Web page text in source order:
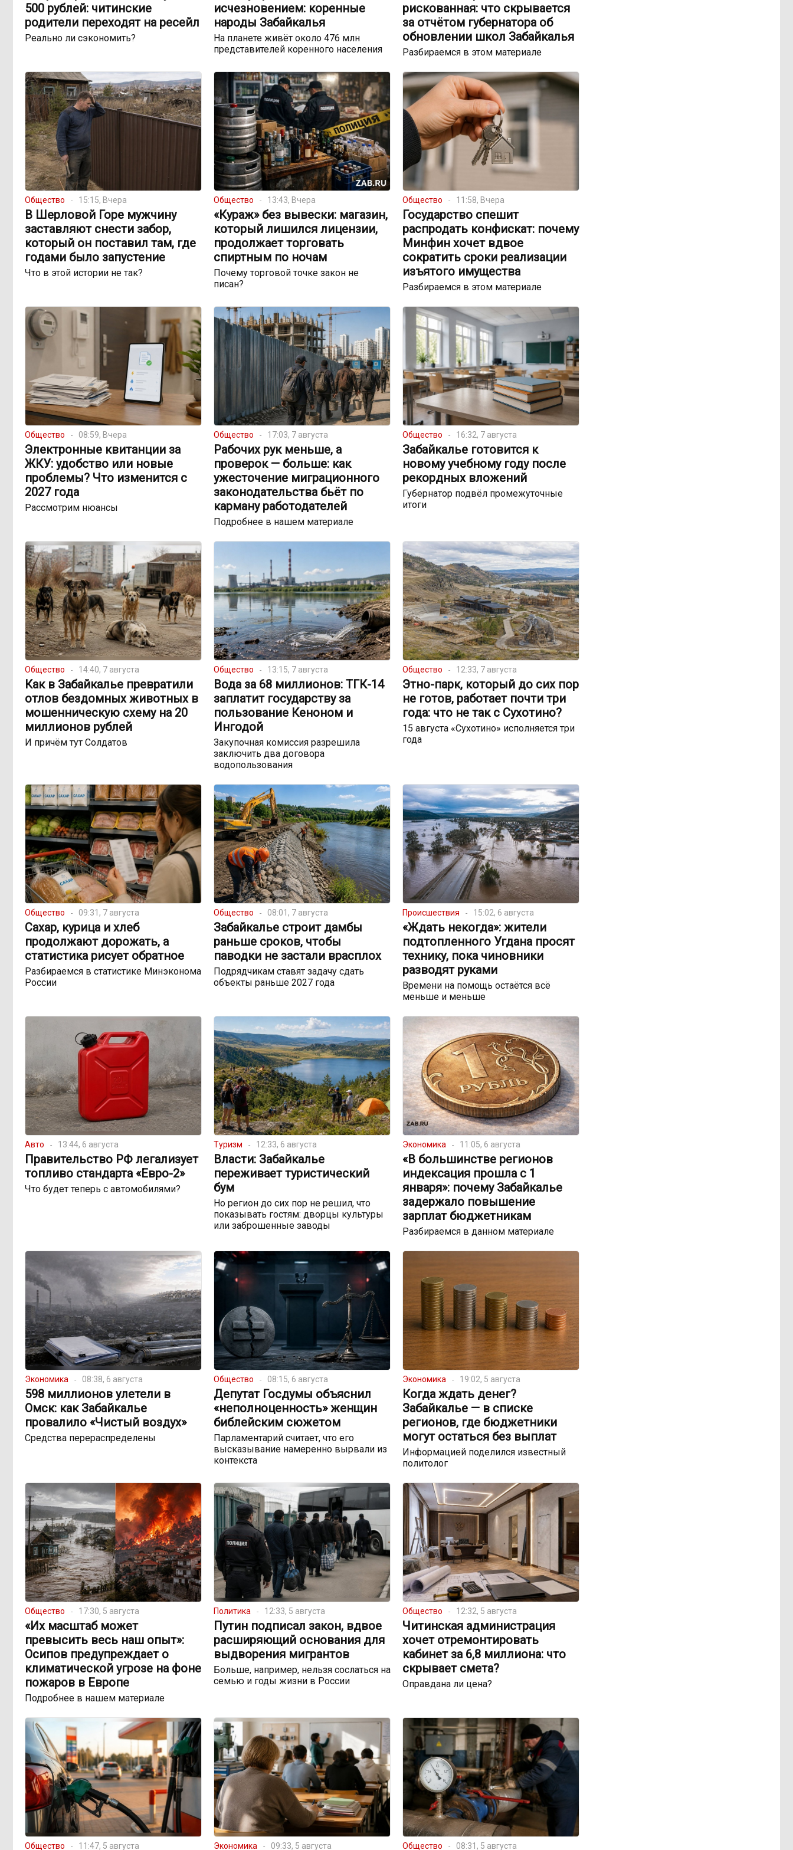
500 рублей: читинские
родители переходят на ресейл
Реально ли сэкономить?
исчезновением: коренные
народы Забайкалья
На планете живёт около 476 млн
представителей коренного населения
рискованная: что скрывается
за отчётом губернатора об
обновлении школ Забайкалья
Разбираемся в этом материале
Общество 15:15, Вчера
В Шерловой Горе мужчину
заставляют снести забор,
который он поставил там, где
годами было запустение
Что в этой истории не так?
Общество 13:43, Вчера
«Кураж» без вывески: магазин,
который лишился лицензии,
продолжает торговать
спиртным по ночам
Почему торговой точке закон не
писан?
Общество 11:58, Вчера
Государство спешит
распродать конфискат: почему
Минфин хочет вдвое
сократить сроки реализации
изъятого имущества
Разбираемся в этом материале
Общество 08:59, Вчера
Электронные квитанции за
ЖКУ: удобство или новые
проблемы? Что изменится с
2027 года
Рассмотрим нюансы
Общество 17:03, 7 августа
Рабочих рук меньше, а
проверок — больше: как
ужесточение миграционного
законодательства бьёт по
карману работодателей
Подробнее в нашем материале
Общество 16:32, 7 августа
Забайкалье готовится к
новому учебному году после
рекордных вложений
Губернатор подвёл промежуточные
итоги
Общество 14:40, 7 августа
Как в Забайкалье превратили
отлов бездомных животных в
мошенническую схему на 20
миллионов рублей
И причём тут Солдатов
Общество 13:15, 7 августа
Вода за 68 миллионов: ТГК-14
заплатит государству за
пользование Кеноном и
Ингодой
Закупочная комиссия разрешила
заключить два договора
водопользования
Общество 12:33, 7 августа
Этно-парк, который до сих пор
не готов, работает почти три
года: что не так с Сухотино?
15 августа «Сухотино» исполняется три
года
Общество 09:31, 7 августа
Сахар, курица и хлеб
продолжают дорожать, а
статистика рисует обратное
Разбираемся в статистике Минэконома
России
Общество 08:01, 7 августа
Забайкалье строит дамбы
раньше сроков, чтобы
паводки не застали врасплох
Подрядчикам ставят задачу сдать
объекты раньше 2027 года
Происшествия 15:02, 6 августа
«Ждать некогда»: жители
подтопленного Угдана просят
технику, пока чиновники
разводят руками
Времени на помощь остаётся всё
меньше и меньше
Авто 13:44, 6 августа
Правительство РФ легализует
топливо стандарта «Евро-2»
Что будет теперь с автомобилями?
Туризм 12:33, 6 августа
Власти: Забайкалье
переживает туристический
бум
Но регион до сих пор не решил, что
показывать гостям: дворцы культуры
или заброшенные заводы
Экономика 11:05, 6 августа
«В большинстве регионов
индексация прошла с 1
января»: почему Забайкалье
задержало повышение
зарплат бюджетникам
Разбираемся в данном материале
Экономика 08:38, 6 августа
598 миллионов улетели в
Омск: как Забайкалье
провалило «Чистый воздух»
Средства перераспределены
Общество 08:15, 6 августа
Депутат Госдумы объяснил
«неполноценность» женщин
библейским сюжетом
Парламентарий считает, что его
высказывание намеренно вырвали из
контекста
Экономика 19:02, 5 августа
Когда ждать денег?
Забайкалье — в списке
регионов, где бюджетники
могут остаться без выплат
Информацией поделился известный
политолог
Общество 17:30, 5 августа
«Их масштаб может
превысить весь наш опыт»:
Осипов предупреждает о
климатической угрозе на фоне
пожаров в Европе
Подробнее в нашем материале
Политика 12:33, 5 августа
Путин подписал закон, вдвое
расширяющий основания для
выдворения мигрантов
Больше, например, нельзя сослаться на
семью и годы жизни в России
Общество 12:32, 5 августа
Читинская администрация
хочет отремонтировать
кабинет за 6,8 миллиона: что
скрывает смета?
Оправдана ли цена?
Общество 11:47, 5 августа Экономика 09:33, 5 августа Общество 08:31, 5 августа